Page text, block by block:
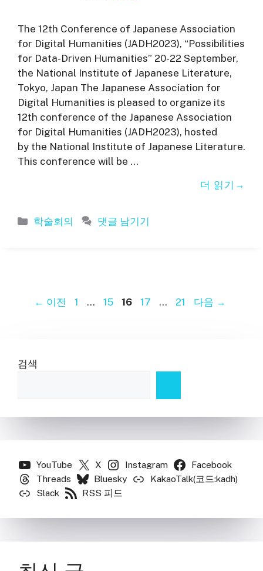
The 12th Conference of Japanese Association
for Digital Humanities (JADH2023), “Possibilities
for Data-Driven Humanities” 20-22 September,
the National Institute of Japanese Literature,
Tokyo, Japan The Japanese Association for
Digital Humanities is pleased to organize its
12th conference of the Japanese Association
for Digital Humanities (JADH2023), hosted
by the National Institute of Japanese Literature.
This conference will be …
더 읽기
카
학술회의 댓글 남기기
← 이전
페
1 …
페
15
페
16
페
17 …
페
21 다음 →
검색
YouTube X Instagram
Facebook
Threads
Bluesky
KakaoTalk(코드:kadh)
Slack
RSS 피드